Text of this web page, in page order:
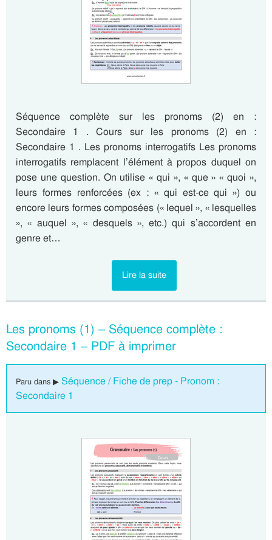
Séquence complète sur les pronoms (2) en :
Secondaire 1 . Cours sur les pronoms (2) en :
Secondaire 1 . Les pronoms interrogatifs Les pronoms
interrogatifs remplacent l’élément à propos duquel on
pose une question. On utilise « qui », « que » « quoi »,
leurs formes renforcées (ex : « qui est-ce qui ») ou
encore leurs formes composées (« lequel », « lesquelles
», « auquel », « desquels », etc.) qui s’accordent en
genre et…
Lire la suite
Les pronoms (1) – Séquence complète :
Secondaire 1 – PDF à imprimer
Paru dans ▶ Séquence / Fiche de prep - Pronom :
Secondaire 1